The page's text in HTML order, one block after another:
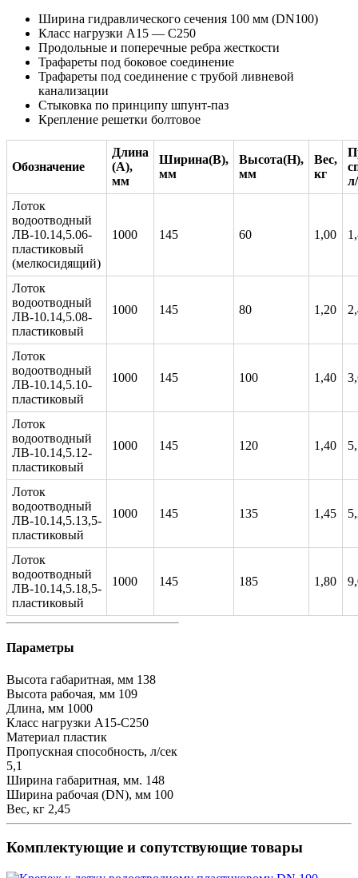
Ширина гидравлического сечения 100 мм (DN100)
Класс нагрузки А15 — C250
Продольные и поперечные ребра жесткости
Трафареты под боковое соединение
Трафареты под соединение с трубой ливневой
канализации
Стыковка по принципу шпунт-паз
Крепление решетки болтовое
Обозначение
Длина
(А),
мм
Ширина(В),
мм
Высота(H),
мм
Вес,
кг
Лоток
водоотводный
ЛВ-10.14,5.06-
пластиковый
(мелкосидящий)
1000 145 60 1,00
Лоток
водоотводный
ЛВ-10.14,5.08-
пластиковый
1000 145 80 1,20
Лоток
водоотводный
ЛВ-10.14,5.10-
пластиковый
1000 145 100 1,40
Лоток
водоотводный
ЛВ-10.14,5.12-
пластиковый
1000 145 120 1,40
Лоток
водоотводный
ЛВ-10.14,5.13,5-
пластиковый
1000 145 135 1,45
Лоток
водоотводный
ЛВ-10.14,5.18,5-
пластиковый
1000 145 185 1,80
Параметры
Высота габаритная, мм 138
Высота рабочая, мм 109
Длина, мм 1000
Класс нагрузки А15-С250
Материал пластик
Пропускная способность, л/сек
5,1
Ширина габаритная, мм. 148
Ширина рабочая (DN), мм 100
Вес, кг 2,45
Комплектующие и сопутствующие товары